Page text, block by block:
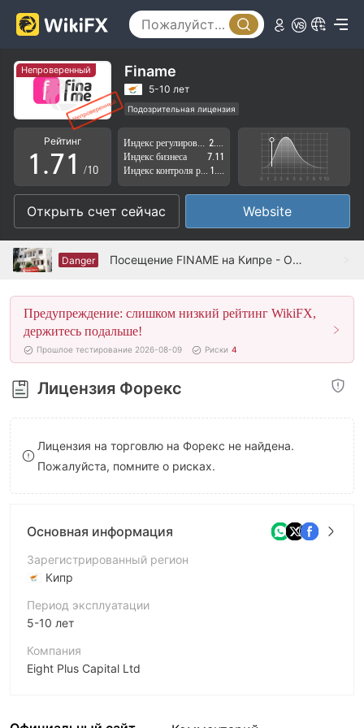
Непроверенный Finame
5-10 лет
Подозрительная лицензия
Регион деятельности подозрителен
Высокие потенциальные риски
Рейтинг
0
1
2
3
4
5
6
7
8
9
.
3
4
5
6
7
8
9
0
1
2
3
4
5
6
7
8
9
/10
Индекс бизнеса
7.11
Открыть счет сейчас Website
Danger Посещение FINAME на Кипре - Офис не найден
Предупреждение: слишком низкий рейтинг WikiFX,
держитесь подальше!
Прошлое тестирование 2026-08-09 Риски 4
Лицензия Форекс
Лицензия на торговлю на Форекс не найдена.
Пожалуйста, помните о рисках.
Основная информация
Зарегистрированный регион
Кипр
Период эксплуатации
5-10 лет
Компания
Eight Plus Capital Ltd